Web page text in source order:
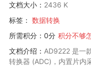
文档大小： 2436 K
标签：
数据转换
所需积分：0分 积分不够
文档介绍： AD9222 是一
转换器 (ADC)，内置片内